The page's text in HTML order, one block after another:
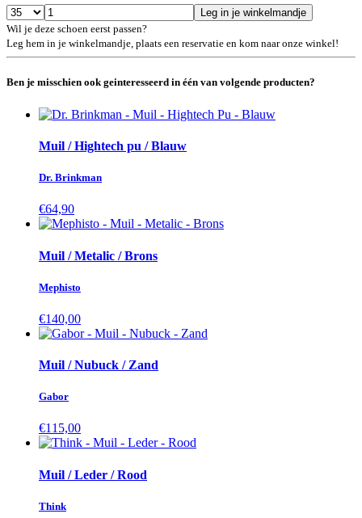
Leg in je winkelmandje
Wil je deze schoen eerst passen?
Leg hem in je winkelmandje, plaats een reservatie en kom naar onze winkel!
Ben je misschien ook geinteresseerd in één van volgende producten?
Muil / Hightech pu / Blauw
Dr. Brinkman
€64,90
Muil / Metalic / Brons
Mephisto
€140,00
Muil / Nubuck / Zand
Gabor
€115,00
Muil / Leder / Rood
Think